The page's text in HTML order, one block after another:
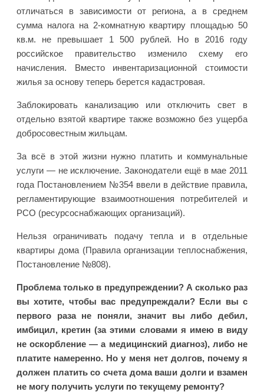
отличаться в зависимости от региона, а в среднем
сумма налога на 2-комнатную квартиру площадью 50
кв.м. не превышает 1 500 рублей. Но в 2016 году
российское правительство изменило схему его
начисления. Вместо инвентаризационной стоимости
жилья за основу теперь берется кадастровая.
Заблокировать канализацию или отключить свет в
отдельно взятой квартире также возможно без ущерба
добросовестным жильцам.
За всё в этой жизни нужно платить и коммунальные
услуги — не исключение. Законодатели ещё в мае 2011
года Постановлением №354 ввели в действие правила,
регламентирующие взаимоотношения потребителей и
РСО (ресурсоснабжающих организаций).
Нельзя ограничивать подачу тепла и в отдельные
квартиры дома (Правила организации теплоснабжения,
Постановление №808).
Проблема только в предупреждении? А сколько раз
вы хотите, чтобы вас предупреждали? Если вы с
первого раза не поняли, значит вы либо дебил,
имбицил, кретин (за этими словами я имею в виду
не оскорбление — а медицинский диагноз), либо не
платите намеренно. Но у меня нет долгов, почему я
должен платить со счета дома ваши долги и взамен
не могу получить услуги по текущему ремонту?